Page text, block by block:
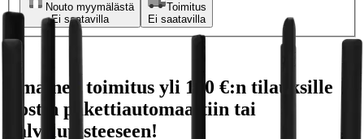
Nouto myymälästä
Ei saatavilla
Toimitus
Ei saatavilla
Ilmainen toimitus yli 100 €:n tilauksille
Postin pakettiautomaattiin tai
palvelupisteeseen!